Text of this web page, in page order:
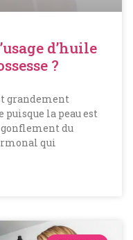
d’huile
?
grandement
puisque la peau est
du
qui